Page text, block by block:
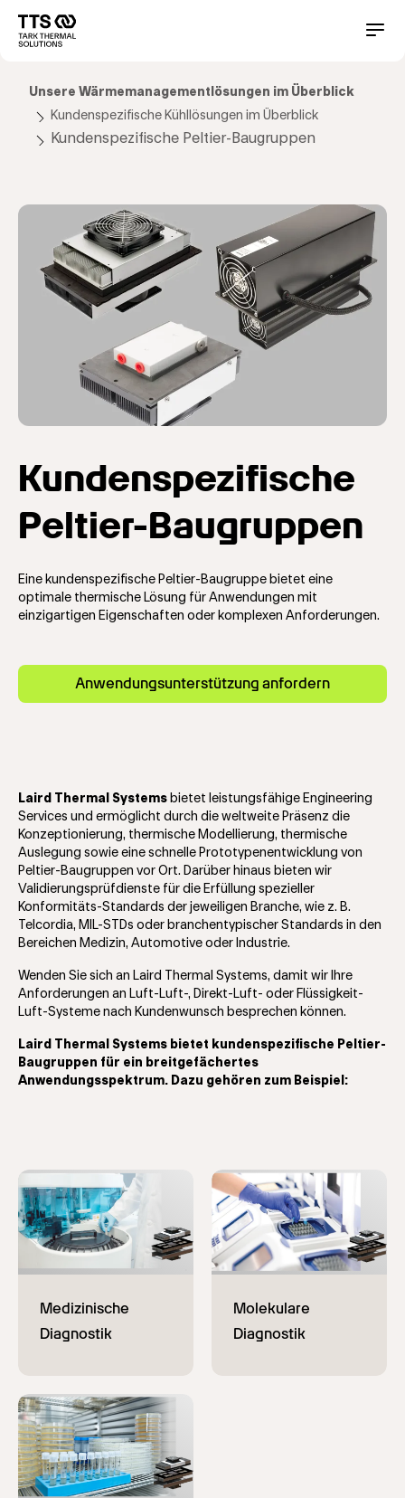
zum
Inhalt
Unsere Wärmemanagementlösungen im Überblick
Kundenspezifische Kühllösungen im Überblick
Kundenspezifische Peltier-Baugruppen
Kundenspezifische
Peltier-Baugruppen
Eine kundenspezifische Peltier-Baugruppe bietet eine
optimale thermische Lösung für Anwendungen mit
einzigartigen Eigenschaften oder komplexen Anforderungen.
Anwendungsunterstützung anfordern
Laird Thermal Systems bietet leistungsfähige Engineering
Services und ermöglicht durch die weltweite Präsenz die
Konzeptionierung, thermische Modellierung, thermische
Auslegung sowie eine schnelle Prototypenentwicklung von
Peltier-Baugruppen vor Ort. Darüber hinaus bieten wir
Validierungsprüfdienste für die Erfüllung spezieller
Konformitäts-Standards der jeweiligen Branche, wie z. B.
Telcordia, MIL-STDs oder branchentypischer Standards in den
Bereichen Medizin, Automotive oder Industrie.
Wenden Sie sich an Laird Thermal Systems, damit wir Ihre
Anforderungen an Luft-Luft-, Direkt-Luft- oder Flüssigkeit-
Luft-Systeme nach Kundenwunsch besprechen können.
Laird Thermal Systems bietet kundenspezifische Peltier-
Baugruppen für ein breitgefächertes
Anwendungsspektrum. Dazu gehören zum Beispiel: